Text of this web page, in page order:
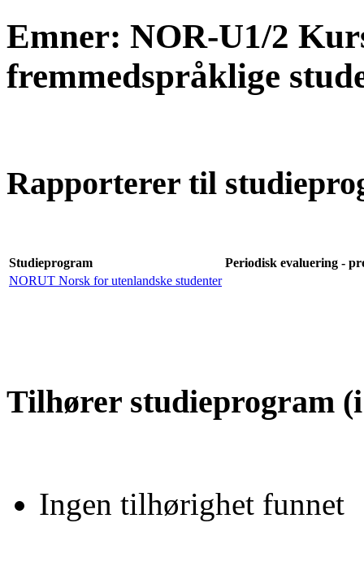
Emner: NOR-U1/2
fremmedspråklige
Rapporterer til
Studieprogram
Periodisk evaluering -
NORUT Norsk for utenlandske studenter
Tilhører studieprogram
Ingen tilhørighet funnet